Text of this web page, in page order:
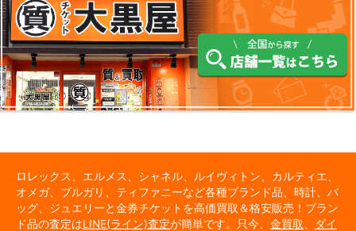
ロレックス、エルメス、シャネル、ルイヴィトン、カルティエ、
オメガ、ブルガリ、ティファニーなど各種ブランド品、時計、バ
ッグ、ジュエリーと金券チケットを高価買取＆格安販売！ブラン
ド品の査定はLINE(ライン)査定が簡単です。只今、 金買取
ダイ